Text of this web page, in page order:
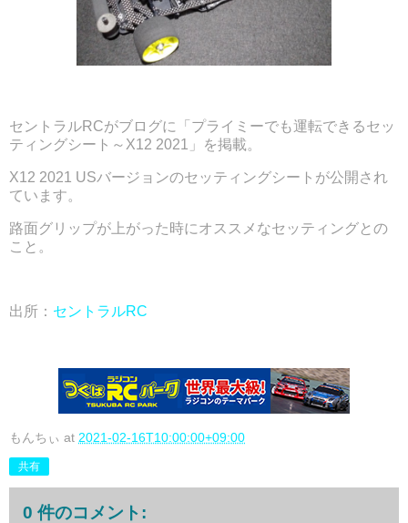
セントラルRCがブログに「プライミーでも運転できるセッ
ティングシート～X12 2021」を掲載。
X12 2021 USバージョンのセッティングシートが公開され
ています。
路面グリップが上がった時にオススメなセッティングとの
こと。
出所： セントラルRC
もんちぃ at 2021-02-16T10:00:00+09:00
共有
0 件のコメント: